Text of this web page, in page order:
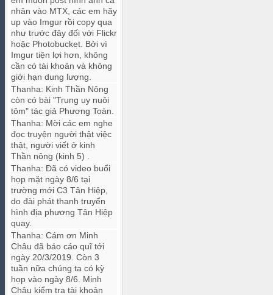
nhân vào MTX, các em hãy
up vào Imgur rồi copy qua
như trước đây đối với Flickr
hoặc Photobucket. Bởi vì
Imgur tiện lợi hơn, không
cần có tài khoản và không
giới hạn dung lượng.
Thanha: Kinh Thần Nông
còn có bài "Trung uy nuôi
tôm" tác giả Phương Toàn.
Thanha: Mời các em nghe
đọc truyện người thật việc
thật, người viết ở kinh
Thần nông (kinh 5) .
Thanha: Đã có video buổi
họp mặt ngày 8/6 tại
trường mới C3 Tân Hiệp,
do đài phát thanh truyển
hình địa phương Tân Hiệp
quay.
Thanha: Cám ơn Minh
Châu đã báo cáo quĩ tới
ngày 20/3/2019. Còn 3
tuần nữa chúng ta có kỳ
họp vào ngày 8/6. Minh
Châu kiểm tra tài khoản